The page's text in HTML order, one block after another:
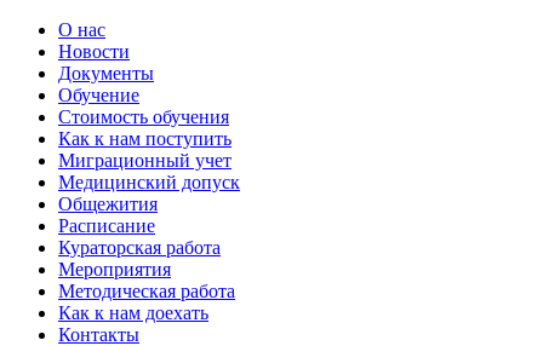
О нас
Новости
Документы
Обучение
Стоимость обучения
Как к нам поступить
Миграционный учет
Медицинский допуск
Общежития
Расписание
Кураторская работа
Мероприятия
Методическая работа
Как к нам доехать
Контакты